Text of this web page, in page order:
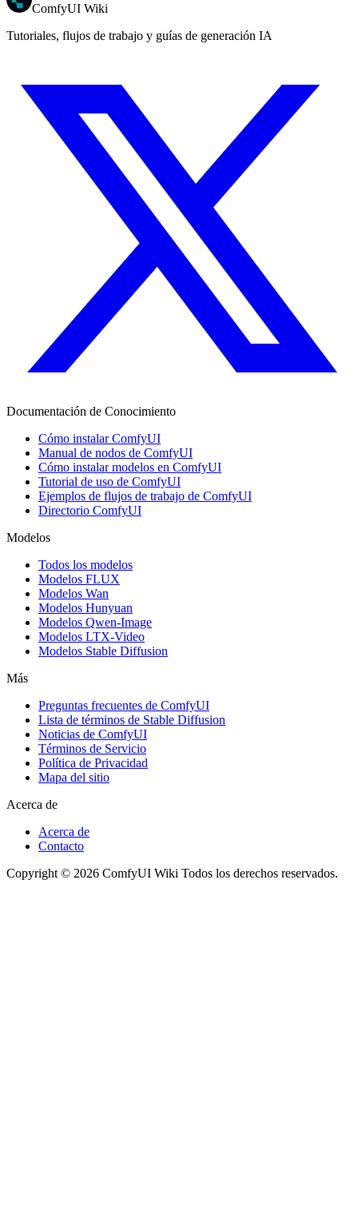
ComfyUI Wiki
Tutoriales, flujos de trabajo y guías de generación IA
Documentación de Conocimiento
Cómo instalar ComfyUI
Manual de nodos de ComfyUI
Cómo instalar modelos en ComfyUI
Tutorial de uso de ComfyUI
Ejemplos de flujos de trabajo de ComfyUI
Directorio ComfyUI
Modelos
Todos los modelos
Modelos FLUX
Modelos Wan
Modelos Hunyuan
Modelos Qwen-Image
Modelos LTX-Video
Modelos Stable Diffusion
Más
Preguntas frecuentes de ComfyUI
Lista de términos de Stable Diffusion
Noticias de ComfyUI
Términos de Servicio
Política de Privacidad
Mapa del sitio
Acerca de
Acerca de
Contacto
Copyright © 2026 ComfyUI Wiki Todos los derechos reservados.